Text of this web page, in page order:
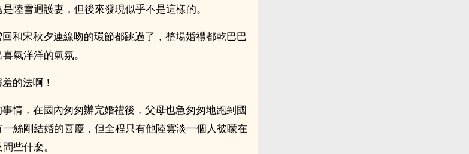
陸雪迴護妻，但後來發現似乎不是這樣的。
和宋秋夕連線吻的環節都跳過了，整場婚禮都乾巴巴
氣洋洋的氣氛。
的法啊！
情，在國內匆匆辦完婚禮後，父母也急匆匆地跑到國
絲剛結婚的喜慶，但全程只有他陸雲淡一個人被矇在
些什麼。